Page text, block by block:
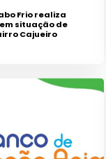
Frio realiza
situação de
Cajueiro